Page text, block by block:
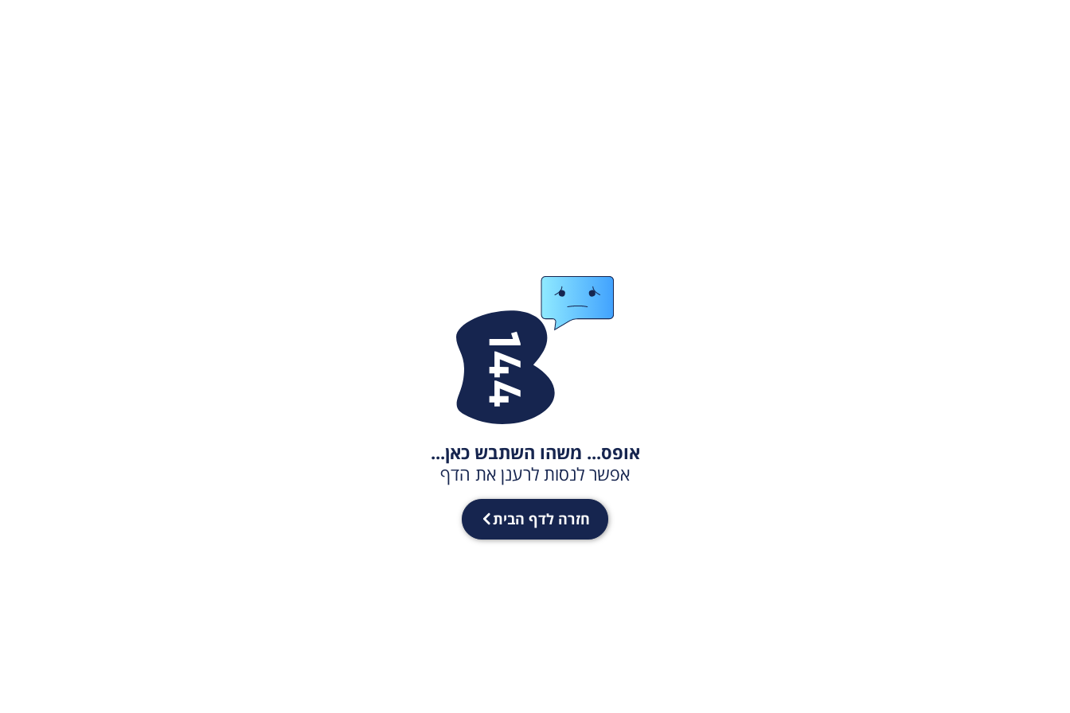
אופס... משהו השתבש כאן...
אפשר לנסות לרענן את הדף
חזרה לדף הבית